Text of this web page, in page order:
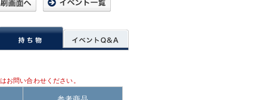
お問い合わせください。